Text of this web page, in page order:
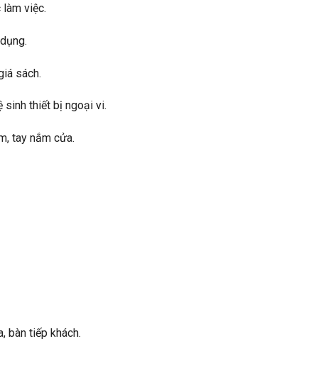
việc.
sách.
sinh thiết bị ngoại vi.
tay nắm cửa.
bàn tiếp khách.